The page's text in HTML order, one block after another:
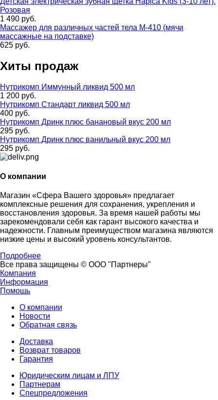
Розовая
1 490 руб.
Массажер для различных частей тела М-410 (мячи
массажные на подставке)
625 руб.
Хиты продаж
Нутрикомп Иммунный ликвид 500 мл
1 200 руб.
Нутрикомп Стандарт ликвид 500 мл
400 руб.
Нутрикомп Дринк плюс банановый вкус 200 мл
295 руб.
Нутрикомп Дринк плюс ванильный вкус 200 мл
295 руб.
О компании
Магазин «Сфера Вашего здоровья» предлагает
комплексные решения для сохранения, укрепления и
восстановления здоровья. За время нашей работы мы
зарекомендовали себя как гарант высокого качества и
надежности. Главным преимуществом магазина являются
низкие цены и высокий уровень консультантов.
Подробнее
Все права защищены © ООО "Партнеры"
Компания
Информация
Помощь
О компании
Новости
Обратная связь
Доставка
Возврат товаров
Гарантия
Юридическим лицам и ЛПУ
Партнерам
Спецпредложения